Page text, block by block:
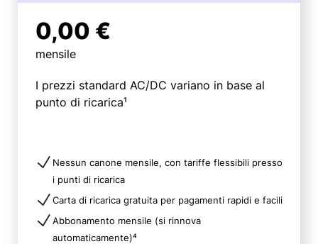
0,00 €
mensile
I prezzi standard AC/DC variano in base al
punto di ricarica¹
Nessun canone mensile, con tariffe flessibili presso
i punti di ricarica
Carta di ricarica gratuita per pagamenti rapidi e facili
Abbonamento mensile (si rinnova
automaticamente)⁴